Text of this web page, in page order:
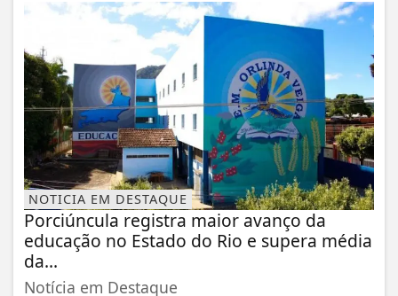
NOTICIA EM DESTAQUE
Porciúncula registra maior avanço da
educação no Estado do Rio e supera média
da...
Notícia em Destaque